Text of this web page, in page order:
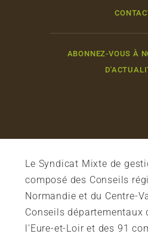
ABONNEZ-VOUS À
Le Syndicat Mixte de
composé des Conseils
Normandie et du Centre-
Conseils départementaux
l'Eure-et-Loir et des 91